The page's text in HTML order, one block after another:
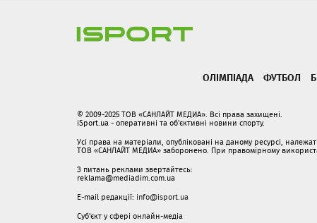
ОЛІМПІАДА ФУТБОЛ
© 2009-2025 ТОВ «САНЛАЙТ МЕДИА». Всі права захищені.
iSport.ua - оперативні та об'єктивні новини спорту.
Усі права на матеріали, опубліковані на даному ресурсі,
ТОВ «САНЛАЙТ МЕДИА» заборонено. При правомірному
З питань реклами звертайтесь:
reklama@mediadim.com.ua
E-mail редакції: info@isport.ua
Суб'єкт у сфері онлайн-медіа